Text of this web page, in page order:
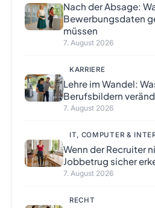
Nach der Absage:
Bewerbungsdaten
müssen
7. August 2026
KARRIERE
Lehre im Wandel:
Berufsbildern
7. August 2026
IT, COMPUTER &
Wenn der Recruiter
Jobbetrug sicher
7. August 2026
RECHT